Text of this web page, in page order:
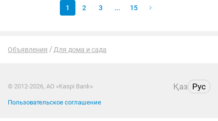
1 2 3 ... 15
Объявления Для дома и сада
© 2012-2026, АО «Kaspi Bank» Қаз Рус
Пользовательское соглашение